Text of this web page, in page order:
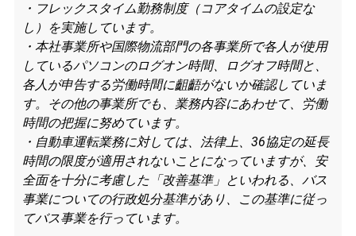
・フレックスタイム勤務制度（コアタイムの設定な
し）を実施しています。
・本社事業所や国際物流部門の各事業所で各人が使用
しているパソコンのログオン時間、ログオフ時間と、
各人が申告する労働時間に齟齬がないか確認していま
す。その他の事業所でも、業務内容にあわせて、労働
時間の把握に努めています。
・自動車運転業務に対しては、法律上、36協定の延長
時間の限度が適用されないことになっていますが、安
全面を十分に考慮した「改善基準」といわれる、バス
事業についての行政処分基準があり、この基準に従っ
てバス事業を行っています。